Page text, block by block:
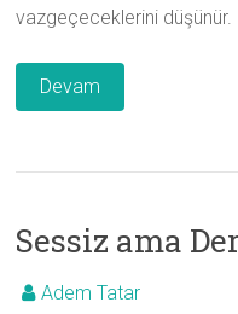
vazgeçeceklerini düşünür.
Devam
Sessiz ama
Adem Tatar